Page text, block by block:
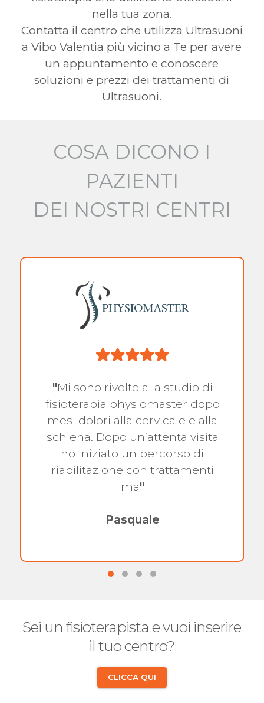
nella tua zona.
Contatta il centro che utilizza Ultrasuoni
a Vibo Valentia più vicino a Te per avere
un appuntamento e conoscere
soluzioni e prezzi dei trattamenti di
Ultrasuoni.
COSA DICONO I
PAZIENTI
DEI NOSTRI CENTRI
"Mi sono rivolto alla studio di
fisioterapia physiomaster dopo
mesi dolori alla cervicale e alla
schiena. Dopo un’attenta visita
ho iniziato un percorso di
riabilitazione con trattamenti
ma"
Pasquale
Sei un fisioterapista e vuoi inserire
il tuo centro?
CLICCA QUI